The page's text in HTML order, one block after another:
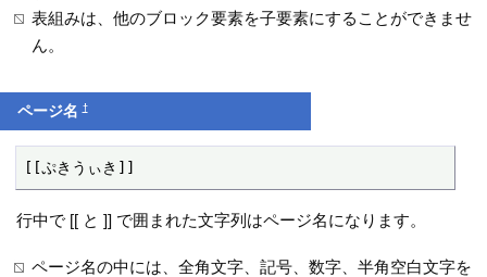
表組みは、他のブロック要素を子要素にすることができませ
ん。
ページ名†
[[ぷきうぃき]]
行中で [[ と ]] で囲まれた文字列はページ名になります。
ページ名の中には、全角文字、記号、数字、半角空白文字を